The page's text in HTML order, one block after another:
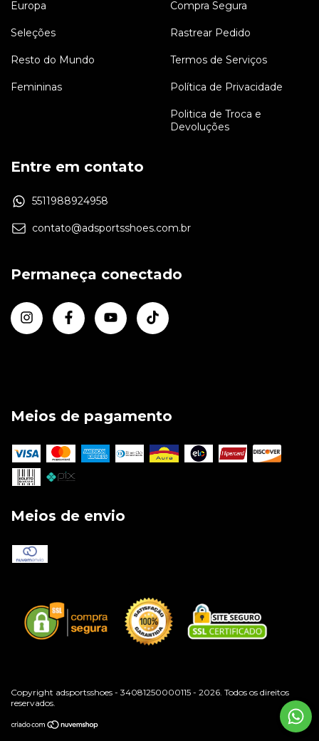
Europa
Seleções
Resto do Mundo
Femininas
Compra Segura
Rastrear Pedido
Termos de Serviços
Política de Privacidade
Politica de Troca e
Devoluções
Entre em contato
5511988924958
contato@adsportsshoes.com.br
Permaneça conectado
Meios de pagamento
Meios de envio
Copyright adsportsshoes - 34081250000115 - 2026. Todos os direitos
reservados.